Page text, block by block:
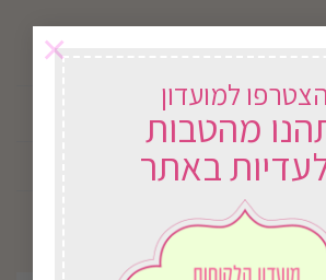
הצטרפו למועדון
מהטבות
באתר
×
קרמיקה, כולל כלי קרמיקה